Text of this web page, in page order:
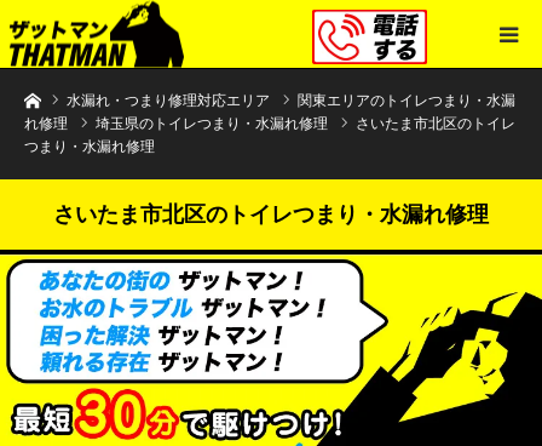
水まわりトラブル解決のザットマン
水漏れ・つまり修理対応エリア
関東エリアのトイレつまり・水漏
れ修理
埼玉県のトイレつまり・水漏れ修理
さいたま市北区のトイレ
つまり・水漏れ修理
さいたま市北区のトイレつまり・水漏れ修理